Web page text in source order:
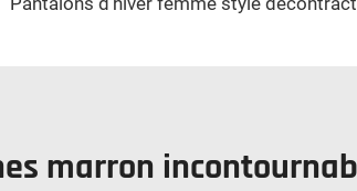
marron